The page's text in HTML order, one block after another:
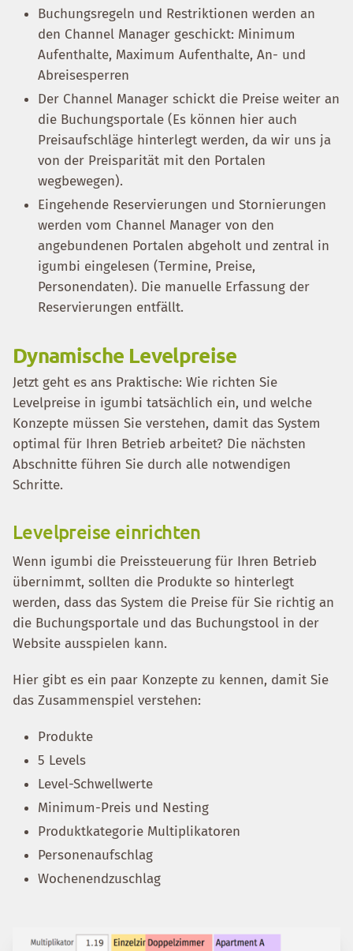
Buchungsregeln und Restriktionen werden an
den Channel Manager geschickt: Minimum
Aufenthalte, Maximum Aufenthalte, An- und
Abreisesperren
Der Channel Manager schickt die Preise weiter an
die Buchungsportale (Es können hier auch
Preisaufschläge hinterlegt werden, da wir uns ja
von der Preisparität mit den Portalen
wegbewegen).
Eingehende Reservierungen und Stornierungen
werden vom Channel Manager von den
angebundenen Portalen abgeholt und zentral in
igumbi eingelesen (Termine, Preise,
Personendaten). Die manuelle Erfassung der
Reservierungen entfällt.
Dynamische Levelpreise
Jetzt geht es ans Praktische: Wie richten Sie
Levelpreise in igumbi tatsächlich ein, und welche
Konzepte müssen Sie verstehen, damit das System
optimal für Ihren Betrieb arbeitet? Die nächsten
Abschnitte führen Sie durch alle notwendigen
Schritte.
Levelpreise einrichten
Wenn igumbi die Preissteuerung für Ihren Betrieb
übernimmt, sollten die Produkte so hinterlegt
werden, dass das System die Preise für Sie richtig an
die Buchungsportale und das Buchungstool in der
Website ausspielen kann.
Hier gibt es ein paar Konzepte zu kennen, damit Sie
das Zusammenspiel verstehen:
Produkte
5 Levels
Level-Schwellwerte
Minimum-Preis und Nesting
Produktkategorie Multiplikatoren
Personenaufschlag
Wochenendzuschlag